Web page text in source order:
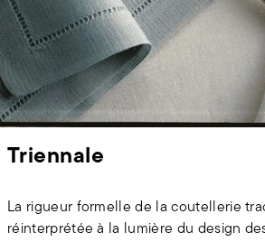
Triennale
La rigueur formelle de la coutellerie
réinterprétée à la lumière du design